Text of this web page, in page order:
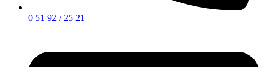
0 51 92 / 25 21